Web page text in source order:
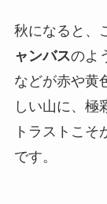
秋になると、
ャンバスのよ
などが赤や黄
しい山に、極
トラストこ
です。